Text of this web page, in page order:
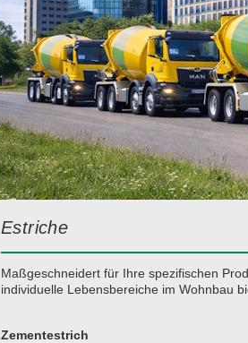
Estriche
Maßgeschneidert für Ihre spezifischen
individuelle Lebensbereiche im Wohnbau
Zementestrich